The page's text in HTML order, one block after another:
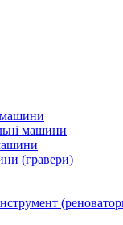
машини
машини
(гравери)